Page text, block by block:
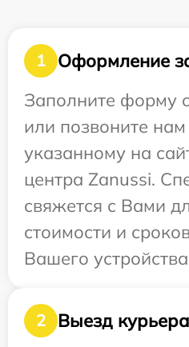
1
Оформление
Заполните форму
или позвоните
указанному на
центра Zanussi.
свяжется с Вами
стоимости и
Вашего
2 Выезд